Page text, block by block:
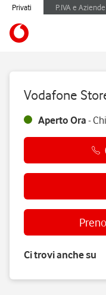
Privati P.IVA e Aziende
Vodafone
Aperto Ora -
Ci trovi anche su